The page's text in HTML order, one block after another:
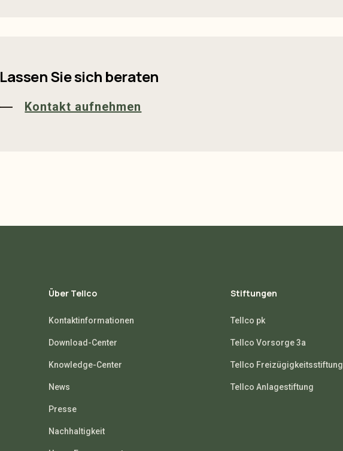
Lassen Sie sich beraten
Kontakt aufnehmen
Über Tellco
Kontaktinformationen
Download-Center
Knowledge-Center
News
Presse
Nachhaltigkeit
Stiftungen
Tellco pk
Tellco Vorsorge 3a
Tellco Freizügigkeitsstiftung
Tellco Anlagestiftung